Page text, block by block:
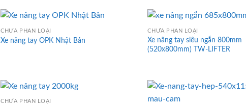
CHƯA PHÂN LOẠI
Xe nâng tay OPK Nhật Bản
CHƯA PHÂN LOẠI
Xe nâng tay siêu ngắn 800mm
(520x800mm) TW-LIFTER
CHƯA PHÂN LOẠI